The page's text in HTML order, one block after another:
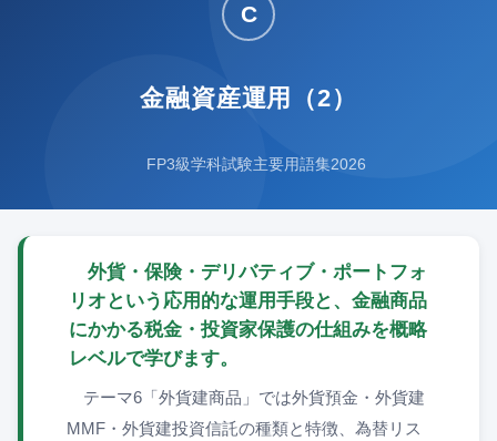
C
金融資産運用（2）
FP3級学科試験主要用語集2026
外貨・保険・デリバティブ・ポートフォ
リオという応用的な運用手段と、金融商品
にかかる税金・投資家保護の仕組みを概略
レベルで学びます。
テーマ6「外貨建商品」では外貨預金・外貨建
MMF・外貨建投資信託の種類と特徴、為替リス